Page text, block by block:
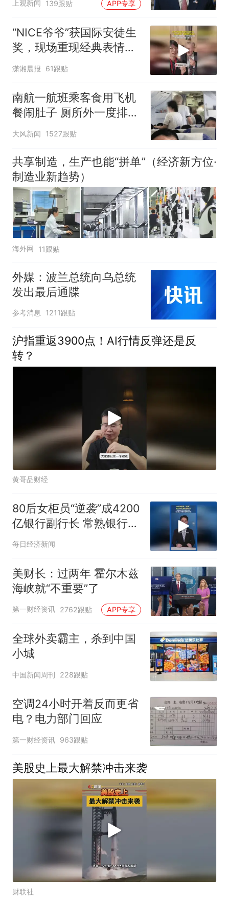
上观新闻 139跟贴 APP专享
“NICE爷爷”获国际安徒生
奖，现场重现经典表情
包，向中国粉丝问好
潇湘晨报 61跟贴
南航一航班乘客食用飞机
餐闹肚子 厕所外一度排长
队
大风新闻 1527跟贴
共享制造，生产也能“拼单”（经济新方位·
制造业新趋势）
海外网 11跟贴
外媒：波兰总统向乌总统
发出最后通牒
参考消息 1211跟贴
沪指重返3900点！AI行情反弹还是反
转？
黄哥品财经
80后女柜员“逆袭”成4200
亿银行副行长 常熟银行行
长年仅40岁 为A股上市银
每日经济新闻
美财长：过两年 霍尔木兹
海峡就“不重要”了
第一财经资讯 2762跟贴 APP专享
全球外卖霸主，杀到中国
小城
中国新闻周刊 228跟贴
空调24小时开着反而更省
电？电力部门回应
第一财经资讯 963跟贴
美股史上最大解禁冲击来袭
财联社